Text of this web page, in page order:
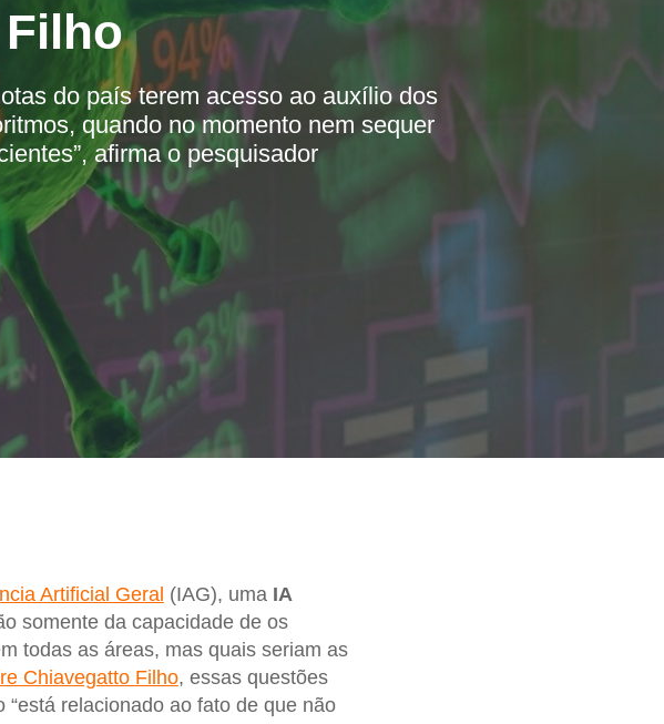
do país terem acesso ao auxílio dos
quando no momento nem sequer
afirma o pesquisador
Artificial Geral (IAG), uma IA
somente da capacidade de os
todas as áreas, mas quais seriam as
Chiavegatto Filho, essas questões
relacionado ao fato de que não